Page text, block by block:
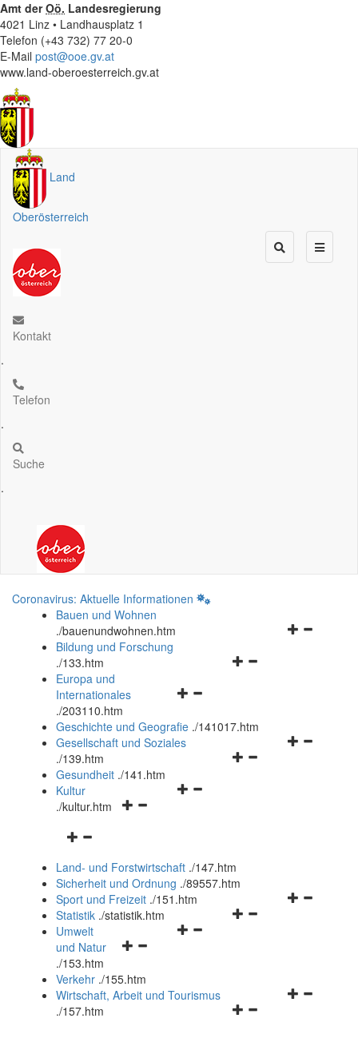
Amt derOö. Landesregierung
4021 Linz • Landhausplatz 1
Telefon (+43 732) 77 20-0
E-Mail post@ooe.gv.at
www.land-oberoesterreich.gv.at
Land
Oberösterreich
Kontakt
.
Telefon
.
Suche
.
Coronavirus: Aktuelle Informationen
Bauen und Wohnen
./bauenundwohnen.htm
Navigationsmenü
Bildung und Forschung
./133.htm
Navigationsmenü
und
schließen
Europa und
Internationales
./203110.htm
Geschichte und Geografie ./141017.htm
Navigationsmenü
Gesellschaft und Soziales
./139.htm
Navigationsmenü
Gesundheit ./141.htm
Navigationsmenü
Kultur
./kultur.htm
Navigationsmenü
und
schließen
Land- und Forstwirtschaft ./147.htm
Sicherheit und Ordnung ./89557.htm
Navigationsmenü
Sport und Freizeit ./151.htm
Navigationsmenü
Statistik ./statistik.htm
Navigationsmenü
und
schließen
Umwelt
und Natur
./153.htm
Verkehr ./155.htm
Navigationsmenü
Wirtschaft, Arbeit und Tourismus
./157.htm